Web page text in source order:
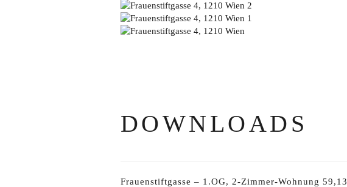
DOWNLOADS
Frauenstiftgasse – 1.OG, 2-Zimmer-Wohnung 59,13